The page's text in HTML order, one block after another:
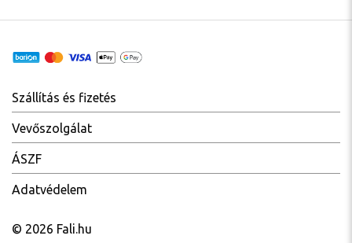
Szállítás és fizetés
Vevőszolgálat
ÁSZF
Adatvédelem
© 2026 Fali.hu